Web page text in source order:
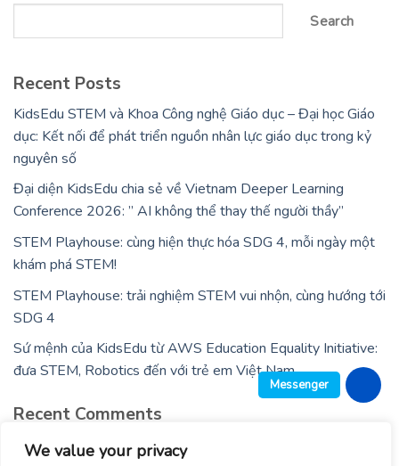
We value your privacy
Search
Recent Posts
KidsEdu STEM và Khoa Công nghệ Giáo dục – Đại học Giáo
dục: Kết nối để phát triển nguồn nhân lực giáo dục trong kỷ
nguyên số
Đại diện KidsEdu chia sẻ về Vietnam Deeper Learning
Conference 2026: ” AI không thể thay thế người thầy”
STEM Playhouse: cùng hiện thực hóa SDG 4, mỗi ngày một
khám phá STEM!
STEM Playhouse: trải nghiệm STEM vui nhộn, cùng hướng tới
SDG 4
Sứ mệnh của KidsEdu từ AWS Education Equality Initiative:
đưa STEM, Robotics đến với trẻ em Việt Nam
Recent Comments
No comments to show.
Messenger